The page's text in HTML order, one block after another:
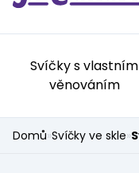
Svíčky s vlastním
věnováním
Domů»Svíčky ve skle»